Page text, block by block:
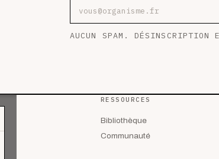
AUCUN SPAM. DÉSINSCRIPTION
RESSOURCES
Bibliothèque
Communauté